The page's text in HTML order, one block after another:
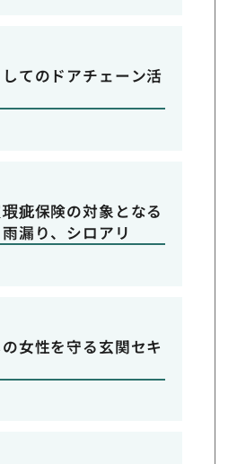
てのドアチェーン活
疵保険の対象となる
漏り、シロアリ
女性を守る玄関セキ